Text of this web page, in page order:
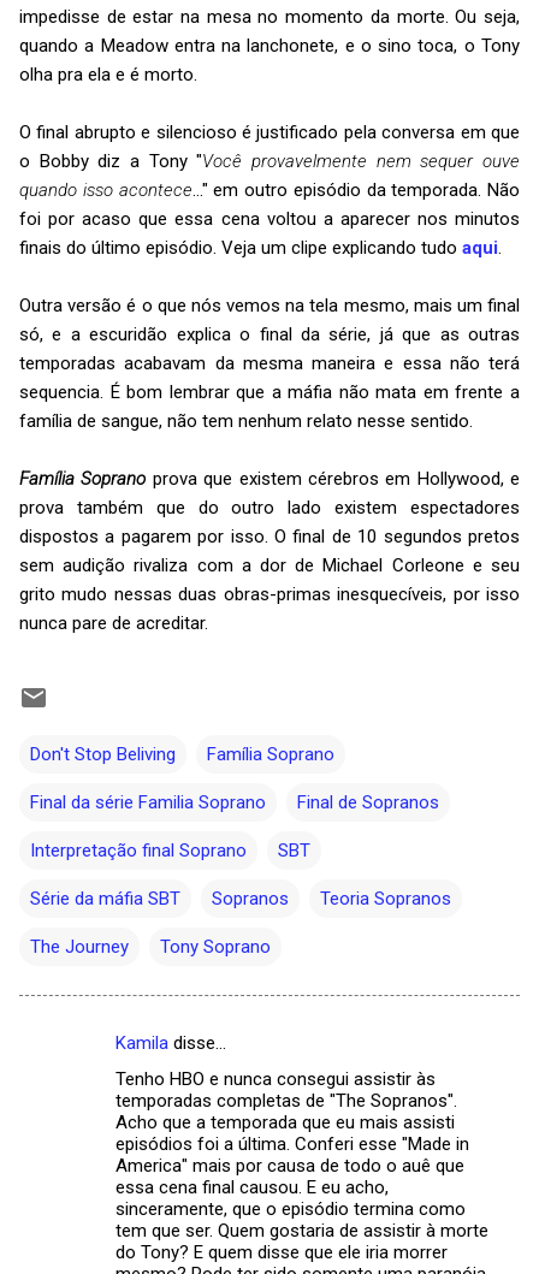
impedisse de estar na mesa no momento da morte. Ou seja,
quando a Meadow entra na lanchonete, e o sino toca, o Tony
olha pra ela e é morto.
O final abrupto e silencioso é justificado pela conversa em que
o Bobby diz a Tony "Você provavelmente nem sequer ouve
quando isso acontece..." em outro episódio da temporada. Não
foi por acaso que essa cena voltou a aparecer nos minutos
finais do último episódio. Veja um clipe explicando tudo aqui.
Outra versão é o que nós vemos na tela mesmo, mais um final
só, e a escuridão explica o final da série, já que as outras
temporadas acabavam da mesma maneira e essa não terá
sequencia. É bom lembrar que a máfia não mata em frente a
família de sangue, não tem nenhum relato nesse sentido.
Família Soprano prova que existem cérebros em Hollywood, e
prova também que do outro lado existem espectadores
dispostos a pagarem por isso. O final de 10 segundos pretos
sem audição rivaliza com a dor de Michael Corleone e seu
grito mudo nessas duas obras-primas inesquecíveis, por isso
nunca pare de acreditar.
Don't Stop Beliving Família Soprano
Final da série Familia Soprano Final de Sopranos
Interpretação final Soprano SBT
Série da máfia SBT Sopranos Teoria Sopranos
The Journey Tony Soprano
Kamila disse…
Tenho HBO e nunca consegui assistir às
temporadas completas de "The Sopranos".
Acho que a temporada que eu mais assisti
episódios foi a última. Conferi esse "Made in
America" mais por causa de todo o auê que
essa cena final causou. E eu acho,
sinceramente, que o episódio termina como
tem que ser. Quem gostaria de assistir à morte
do Tony? E quem disse que ele iria morrer